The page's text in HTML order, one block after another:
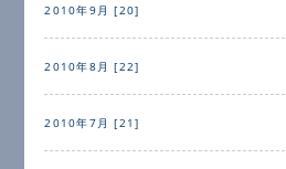
2010年9月 [20]
2010年8月 [22]
2010年7月 [21]